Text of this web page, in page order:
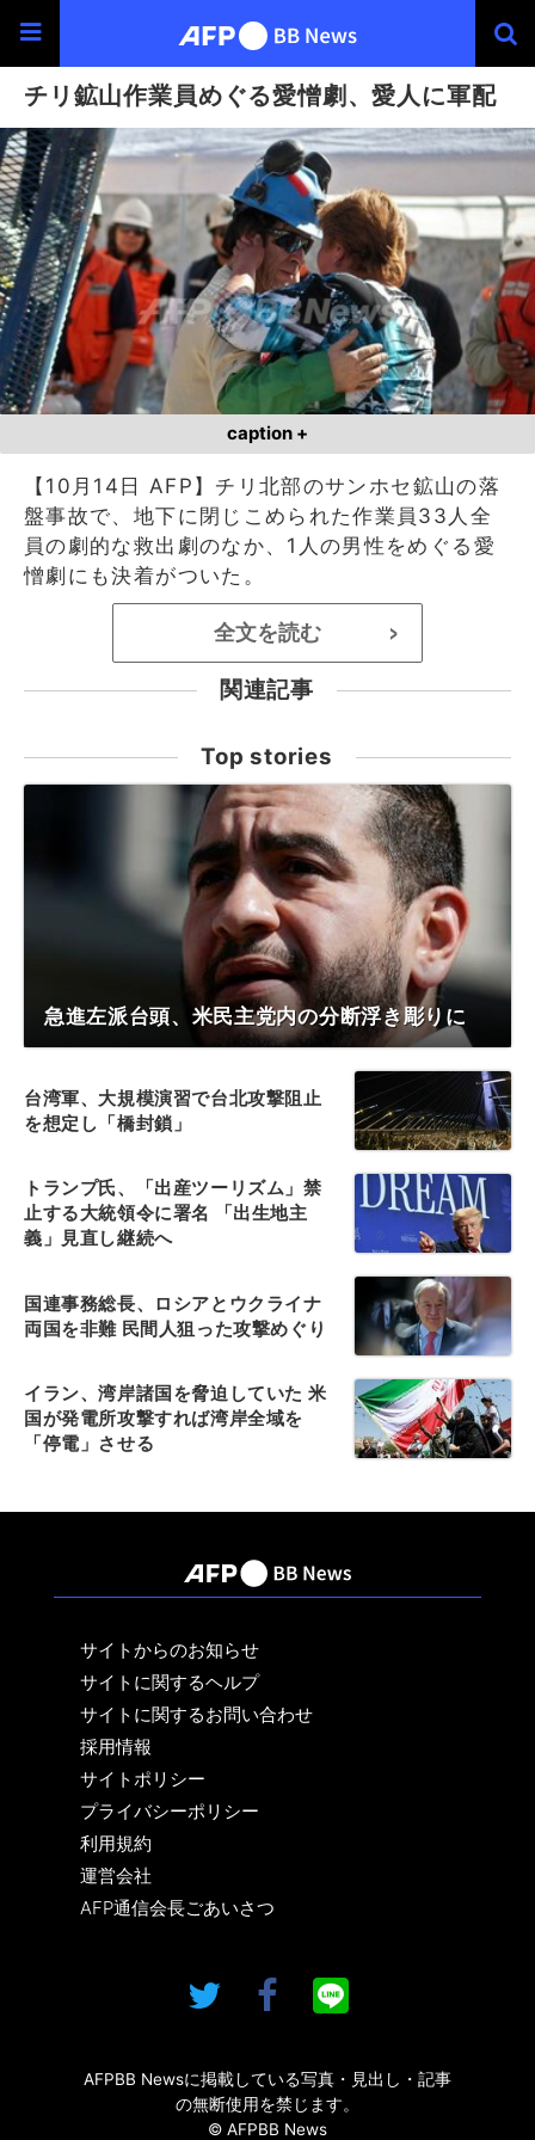
チリ鉱山作業員めぐる愛憎劇、愛人に軍配
caption +
【10月14日 AFP】チリ北部のサンホセ鉱山の落
盤事故で、地下に閉じこめられた作業員33人全
員の劇的な救出劇のなか、1人の男性をめぐる愛
憎劇にも決着がついた。
全文を読む >
関連記事
Top stories
急進左派台頭、米民主党内の分断浮き彫りに
台湾軍、大規模演習で台北攻撃阻止
を想定し「橋封鎖」
トランプ氏、「出産ツーリズム」禁
止する大統領令に署名 「出生地主
義」見直し継続へ
国連事務総長、ロシアとウクライナ
両国を非難 民間人狙った攻撃めぐり
イラン、湾岸諸国を脅迫していた 米
国が発電所攻撃すれば湾岸全域を
「停電」させる
サイトからのお知らせ
サイトに関するヘルプ
サイトに関するお問い合わせ
採用情報
サイトポリシー
プライバシーポリシー
利用規約
運営会社
AFP通信会長ごあいさつ
AFPBB Newsに掲載している写真・見出し・記事
の無断使用を禁じます。
© AFPBB News